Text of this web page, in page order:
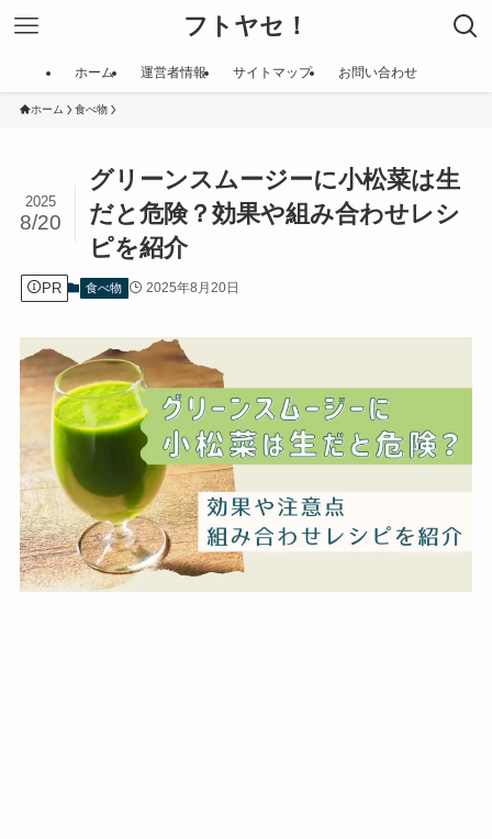
フトヤセ！
ホーム 運営者情報 サイトマップ お問い合わせ
ホーム 食べ物
グリーンスムージーに小松菜は生
だと危険？効果や組み合わせレシ
ピを紹介
2025
8/20
PR 食べ物 2025年8月20日